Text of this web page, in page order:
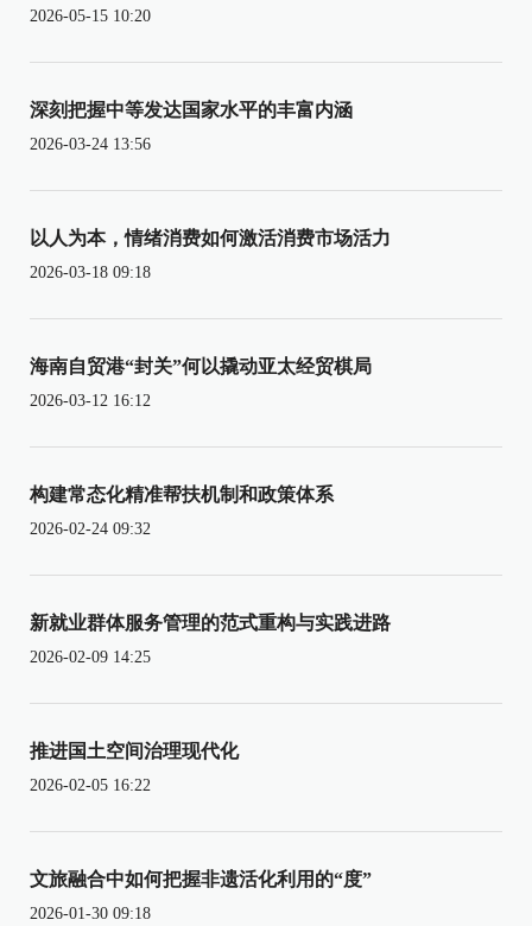
2026-05-15 10:20
深刻把握中等发达国家水平的丰富内涵
2026-03-24 13:56
以人为本，情绪消费如何激活消费市场活力
2026-03-18 09:18
海南自贸港“封关”何以撬动亚太经贸棋局
2026-03-12 16:12
构建常态化精准帮扶机制和政策体系
2026-02-24 09:32
新就业群体服务管理的范式重构与实践进路
2026-02-09 14:25
推进国土空间治理现代化
2026-02-05 16:22
文旅融合中如何把握非遗活化利用的“度”
2026-01-30 09:18